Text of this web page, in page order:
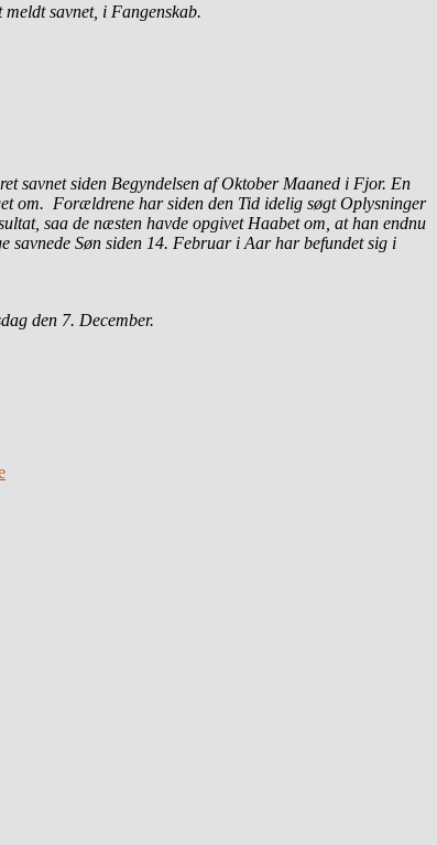
savnet, i Fangenskab.
savnet siden Begyndelsen af Oktober Maaned i Fjor. En
om. Forældrene har siden den Tid idelig søgt Oplysninger
saa de næsten havde opgivet Haabet om, at han endnu
savnede Søn siden 14. Februar i Aar har befundet sig i
den 7. December.